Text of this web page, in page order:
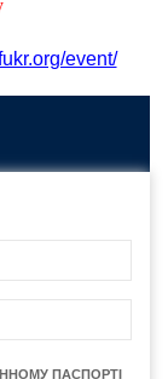
event/
ПАСПОРТІ